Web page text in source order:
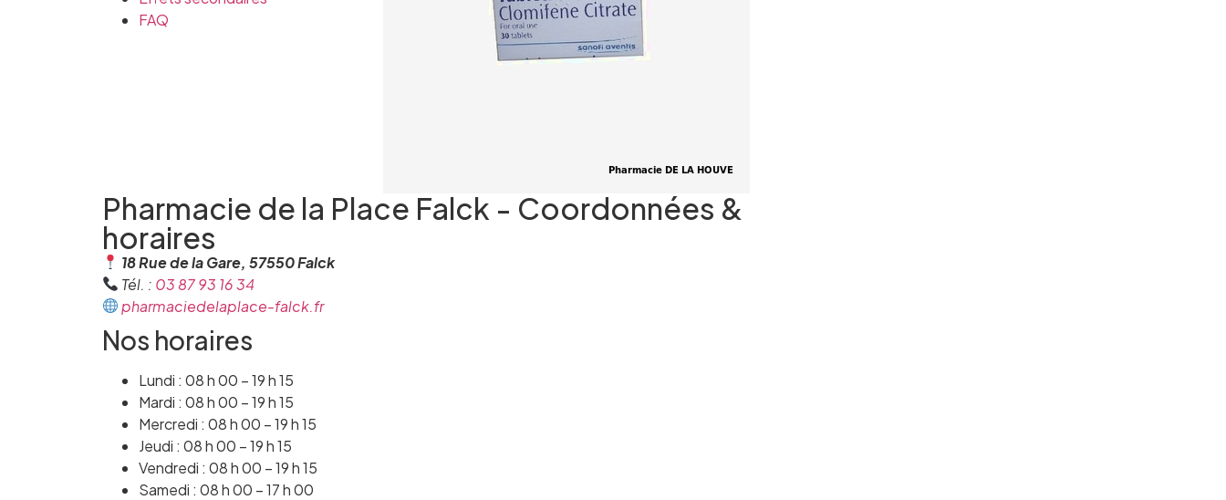
FAQ
Pharmacie de la Place Falck - Coordonnées &
horaires
18 Rue de la Gare, 57550 Falck
Tél. : 03 87 93 16 34
pharmaciedelaplace-falck.fr
Nos horaires
Lundi : 08 h 00 – 19 h 15
Mardi : 08 h 00 – 19 h 15
Mercredi : 08 h 00 – 19 h 15
Jeudi : 08 h 00 – 19 h 15
Vendredi : 08 h 00 – 19 h 15
Samedi : 08 h 00 – 17 h 00